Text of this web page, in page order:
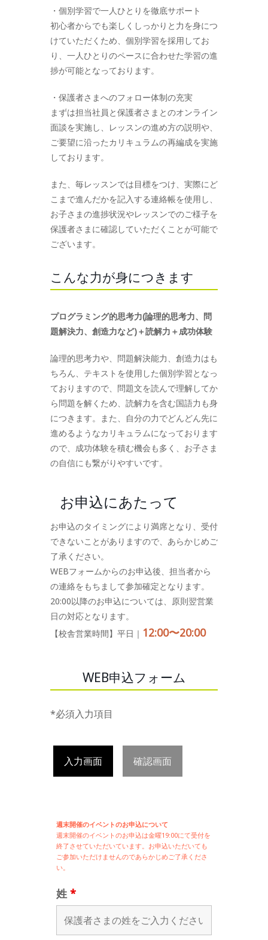
・個別学習で一人ひとりを徹底サポート
初心者からでも楽しくしっかりと力を身につ
けていただくため、個別学習を採用してお
り、一人ひとりのペースに合わせた学習の進
捗が可能となっております。
・保護者さまへのフォロー体制の充実
まずは担当社員と保護者さまとのオンライン
面談を実施し、レッスンの進め方の説明や、
ご要望に沿ったカリキュラムの再編成を実施
しております。
また、毎レッスンでは目標をつけ、実際にど
こまで進んだかを記入する連絡帳を使用し、
お子さまの進捗状況やレッスンでのご様子を
保護者さまに確認していただくことが可能で
ございます。
こんな力が身につきます
プログラミング的思考力(論理的思考力、問
題解決力、創造力など)＋読解力＋成功体験
論理的思考力や、問題解決能力、創造力はも
ちろん、テキストを使用した個別学習となっ
ておりますので、問題文を読んで理解してか
ら問題を解くため、読解力を含む国語力も身
につきます。また、自分の力でどんどん先に
進めるようなカリキュラムになっております
ので、成功体験を積む機会も多く、お子さま
の自信にも繋がりやすいです。
お申込にあたって
お申込のタイミングにより満席となり、受付
できないことがありますので、あらかじめご
了承ください。
WEBフォームからのお申込後、担当者から
の連絡をもちまして参加確定となります。
20:00以降のお申込については、原則翌営業
日の対応となります。
【校舎営業時間】平日｜ 12:00〜20:00
WEB申込フォーム
*必須入力項目
入力画面 確認画面
週末開催のイベントのお申込について
週末開催のイベントのお申込は金曜19:00にて受付を
終了させていただいています。お申込いただいても
ご参加いただけませんのであらかじめご了承くださ
い。
姓 *